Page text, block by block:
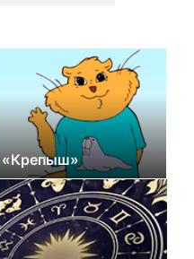
«Крепыш»